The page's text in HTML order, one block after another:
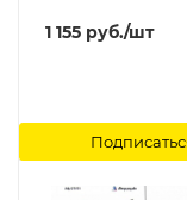
1 155 руб./шт